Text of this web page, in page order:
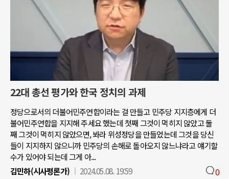
22대 총선 평가와 한국 정치의 과제
정당으로서의 더불어민주연합이라는 걸 만들고 민주당 지지층에게 더
불어민주연합을 지지해 주세요 했는데 첫째 그것이 먹히지 않았고 둘
째 그것이 먹히지 않았으면, 봐라 위성정당을 만들었는데 그것을 당신
들이 지지하지 않으니까 민주당의 손해로 돌아오지 않느냐라고 얘기할
수가 있어야 되는데 그게 아...
김민하(시사평론가)
2024.05.08. 19:59 0